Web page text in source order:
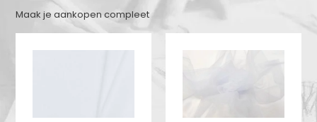
Maak je aankopen compleet